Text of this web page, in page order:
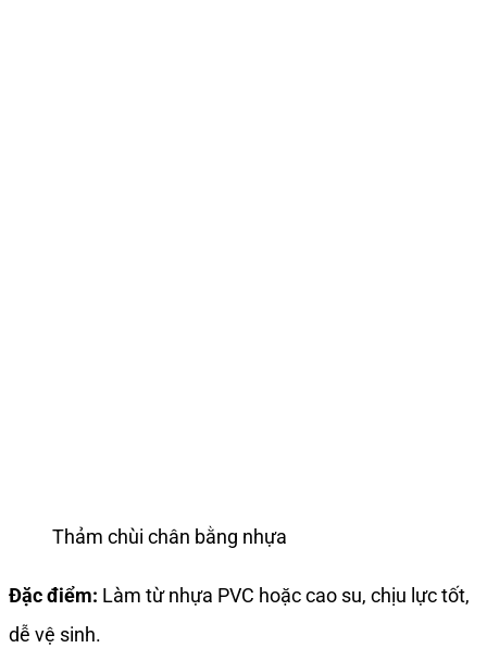
Thảm chùi chân bằng nhựa
Đặc điểm: Làm từ nhựa PVC hoặc cao su, chịu lực tốt,
dễ vệ sinh.